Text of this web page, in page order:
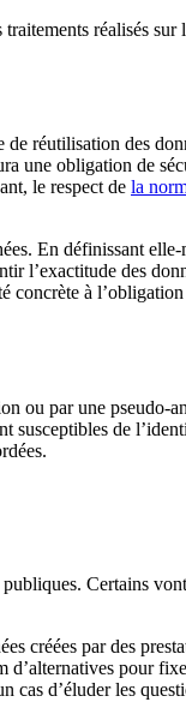
réalisés sur
réutilisation des
une obligation de
le respect de la
En définissant elle-
l’exactitude des
à l’obligation
ou par une
susceptibles de
Certains
créées par des
pour
d’éluder les